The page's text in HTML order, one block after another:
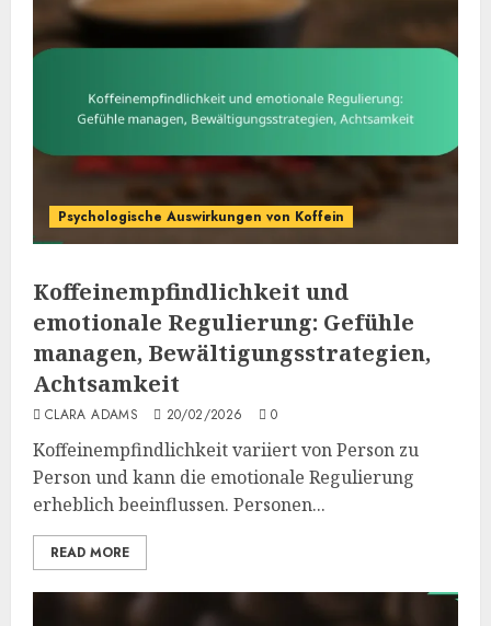
Psychologische Auswirkungen von Koffein
Koffeinempfindlichkeit und
emotionale Regulierung: Gefühle
managen, Bewältigungsstrategien,
Achtsamkeit
CLARA ADAMS 20/02/2026 0
Koffeinempfindlichkeit variiert von Person zu
Person und kann die emotionale Regulierung
erheblich beeinflussen. Personen...
READ MORE